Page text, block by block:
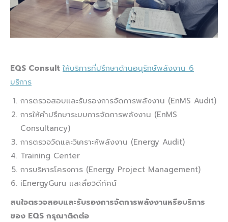
EQS Consult ให้บริการที่ปรึกษาด้านอนุรักษ์พลังงาน 6
บริการ
การตรวจสอบและรับรองการจัดการพลังงาน (EnMS Audit)
การให้คำปรึกษาระบบการจัดการพลังงาน (EnMS
Consultancy)
การตรวจวัดและวิเคราะห์พลังงาน (Energy Audit)
Training Center
การบริหารโครงการ (Energy Project Management)
iEnergyGuru และสื่อวิดีทัศน์
สนใจตรวจสอบและรับรองการจัดการพลังงานหรือบริการ
ของ EQS กรุณาติดต่อ